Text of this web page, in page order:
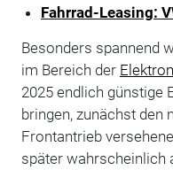
Fahrrad-Leasing:
Besonders spannend
im Bereich der
2025 endlich günstige
bringen, zunächst den
Frontantrieb
später wahrscheinlich